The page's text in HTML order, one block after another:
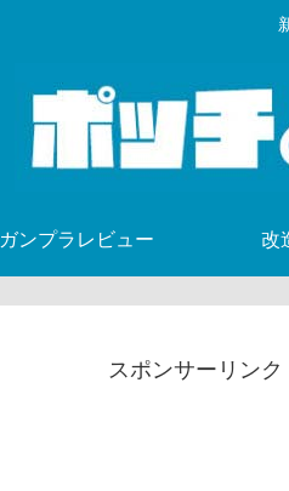
ガンプラレビュー 改
スポンサーリンク